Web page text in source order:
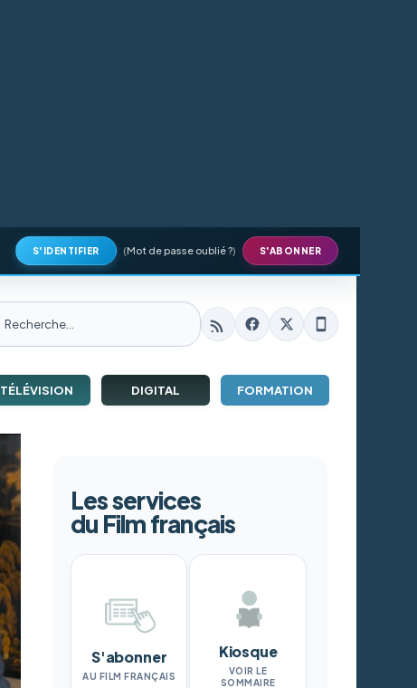
S'IDENTIFIER (Mot de passe oublié ?) S'ABONNER
TÉLÉVISION DIGITAL FORMATION
Les services
du Film français
S'abonner
AU FILM FRANÇAIS
Kiosque
VOIR LE
SOMMAIRE